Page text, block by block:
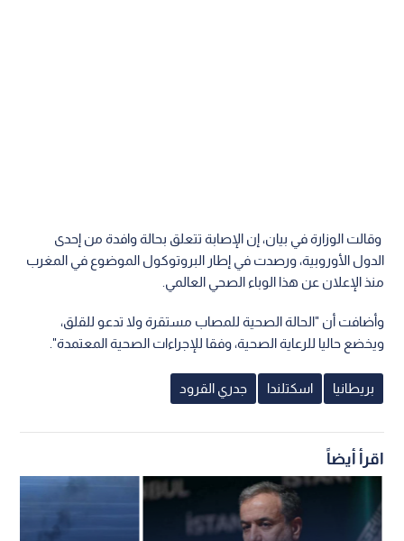
وقالت الوزارة في بيان، إن الإصابة تتعلق بحالة وافدة من إحدى
الدول الأوروبية، ورصدت في إطار البروتوكول الموضوع في المغرب
منذ الإعلان عن هذا الوباء الصحي العالمي.
وأضافت أن "الحالة الصحية للمصاب مستقرة ولا تدعو للقلق،
ويخضع حاليا للرعاية الصحية، وفقا للإجراءات الصحية المعتمدة".
بريطانيا اسكتلندا جدري القرود
اقرأ أيضاً